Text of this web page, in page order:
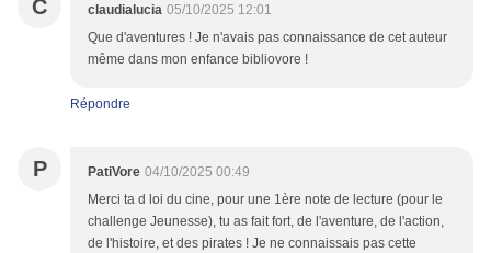
C claudialucia 05/10/2025 12:01
Que d'aventures ! Je n'avais pas connaissance de cet auteur
même dans mon enfance bibliovore !
Répondre
P PatiVore 04/10/2025 00:49
Merci ta d loi du cine, pour une 1ère note de lecture (pour le
challenge Jeunesse), tu as fait fort, de l'aventure, de l'action,
de l'histoire, et des pirates ! Je ne connaissais pas cette